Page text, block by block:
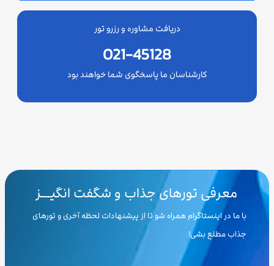
دریافت مشاوره و رزرو تور
021-45128
کارشناسان ما پاسخگوی شما خواهند بود
معرفی تورهای جذاب و شگفت انگیـــز
با ما در اینستاگرام همراه شو تا از پیشنهادات لحظه آخری و تورهای
جذاب مطلع بشی!